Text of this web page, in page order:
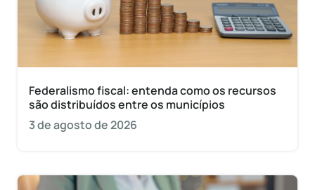
Federalismo fiscal: entenda como os recursos
são distribuídos entre os municípios
3 de agosto de 2026